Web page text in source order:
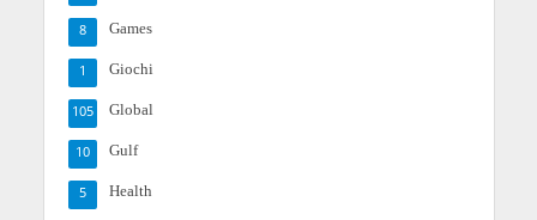
Games
8
Giochi
1
Global
105
Gulf
10
Health
5